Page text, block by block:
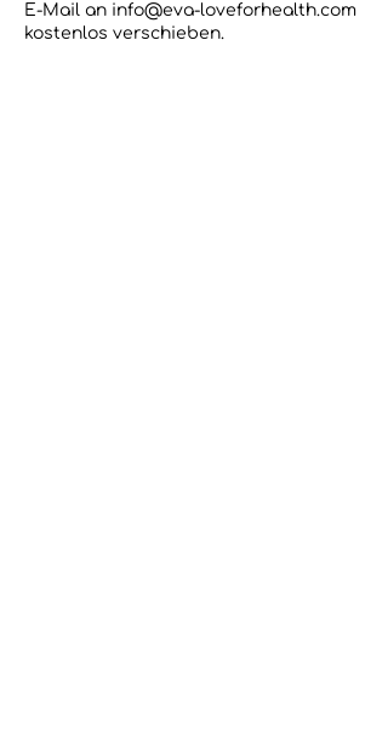
E-Mail an info@eva-loveforhealth.com
kostenlos verschieben.